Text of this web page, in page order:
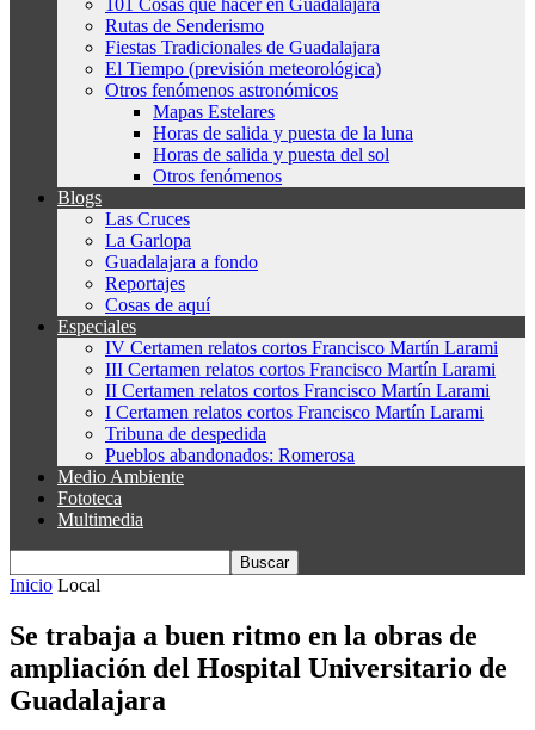
101 Cosas que hacer en Guadalajara
Rutas de Senderismo
Fiestas Tradicionales de Guadalajara
El Tiempo (previsión meteorológica)
Otros fenómenos astronómicos
Mapas Estelares
Horas de salida y puesta de la luna
Horas de salida y puesta del sol
Otros fenómenos
Blogs
Las Cruces
La Garlopa
Guadalajara a fondo
Reportajes
Cosas de aquí
Especiales
IV Certamen relatos cortos Francisco Martín Larami
III Certamen relatos cortos Francisco Martín Larami
II Certamen relatos cortos Francisco Martín Larami
I Certamen relatos cortos Francisco Martín Larami
Tribuna de despedida
Pueblos abandonados: Romerosa
Medio Ambiente
Fototeca
Multimedia
Inicio Local
Se trabaja a buen ritmo en la obras de
ampliación del Hospital Universitario de
Guadalajara